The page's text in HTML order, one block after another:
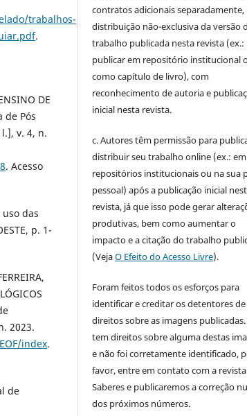
trabalhos-
.
DE
de Pós
v. 4, n.
. Acesso
uso das
p. 1-
2023.
index.
de
contratos adicionais separadamente,
distribuição não-exclusiva da versão
trabalho publicada nesta revista (ex.:
publicar em repositório institucional
como capítulo de livro), com
reconhecimento de autoria e
inicial nesta revista.
c. Autores têm permissão para
distribuir seu trabalho online (ex.: em
repositórios institucionais ou na sua
pessoal) após a publicação inicial
revista, já que isso pode gerar
produtivas, bem como aumentar o
impacto e a citação do trabalho
(VejaO Efeito do Acesso Livre).
Foram feitos todos os esforços para
identificar e creditar os detentores de
direitos sobre as imagens publicadas.
tem direitos sobre alguma destas
e não foi corretamente identificado,
favor, entre em contato com a revista
Saberes e publicaremos a correção
dos próximos números.